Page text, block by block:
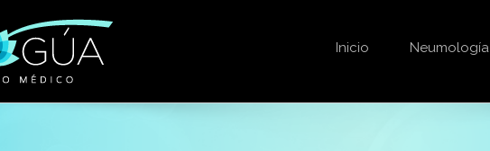
Inicio Neumología